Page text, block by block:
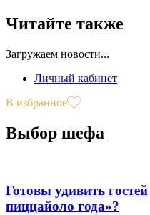
Читайте также
Загружаем новости...
Личный кабинет
В избранное
Выбор шефа
Готовы удивить
пиццайоло года»?